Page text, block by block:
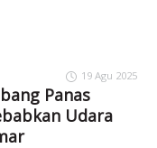
19 Agu 2025
Panas
Udara